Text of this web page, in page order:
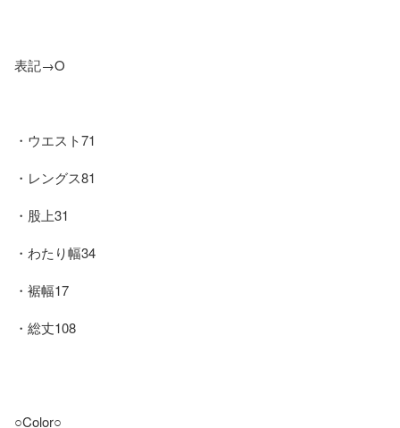
表記→O
・ウエスト71
・レングス81
・股上31
・わたり幅34
・裾幅17
・総丈108
○Color○